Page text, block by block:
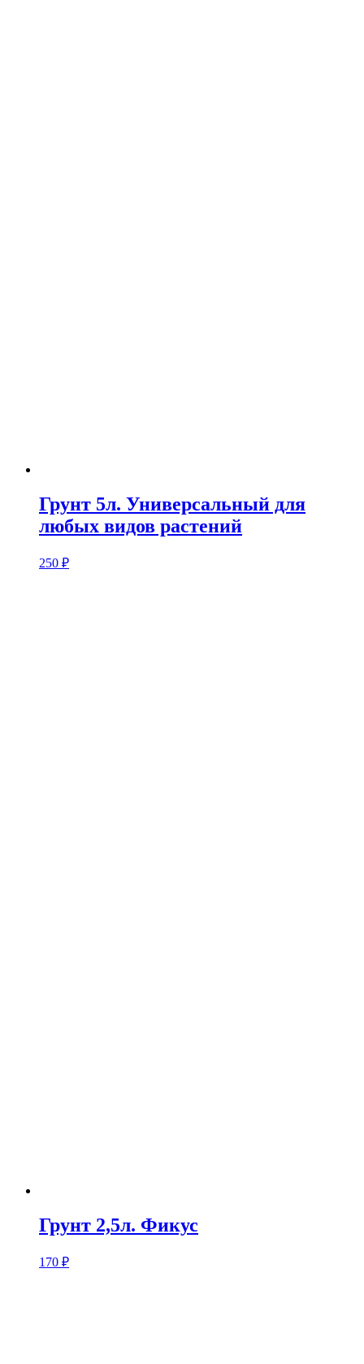
Грунт 5л. Универсальный для
любых видов растений
250 ₽
Грунт 2,5л. Фикус
170 ₽